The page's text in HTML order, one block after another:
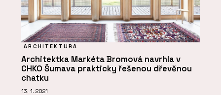
ARCHITEKTURA
Architektka Markéta Bromová navrhla v
CHKO Šumava prakticky řešenou dřevěnou
chatku
13. 1. 2021